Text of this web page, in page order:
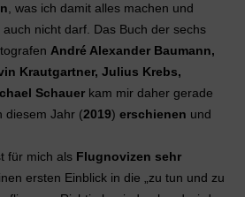
, was ich damit alles machen und
nicht darf. Das Buch der sechs
André Alexander Baumann,
Krautgartner, Julius Krebs,
Schauerkam mir daher gerade
diesem Jahr (2019) erschienen und
für mich als Flugnovizen sehr
ersten Einblick in die „zu tun und zu